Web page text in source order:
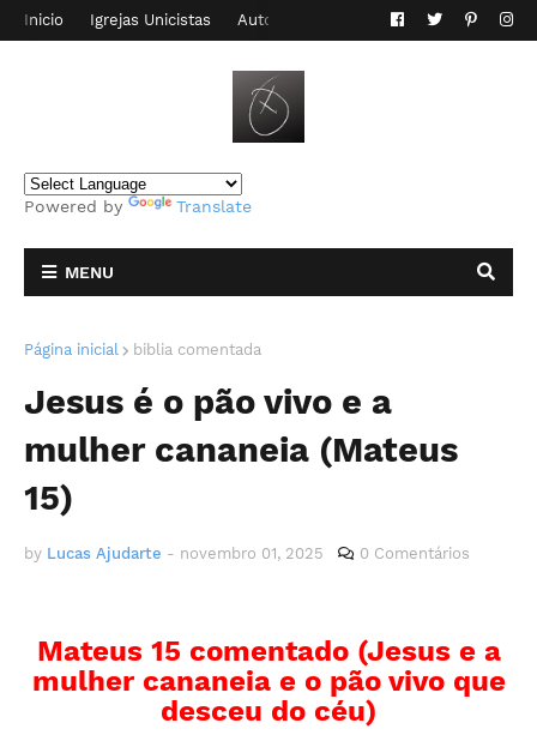
Inicio Igrejas Unicistas Autor do Blog Contato
Powered by Translate
MENU
Página inicial biblia comentada
Jesus é o pão vivo e a
mulher cananeia (Mateus
15)
by Lucas Ajudarte - novembro 01, 2025 0 Comentários
Mateus 15 comentado (Jesus e a
mulher cananeia e o pão vivo que
desceu do céu)